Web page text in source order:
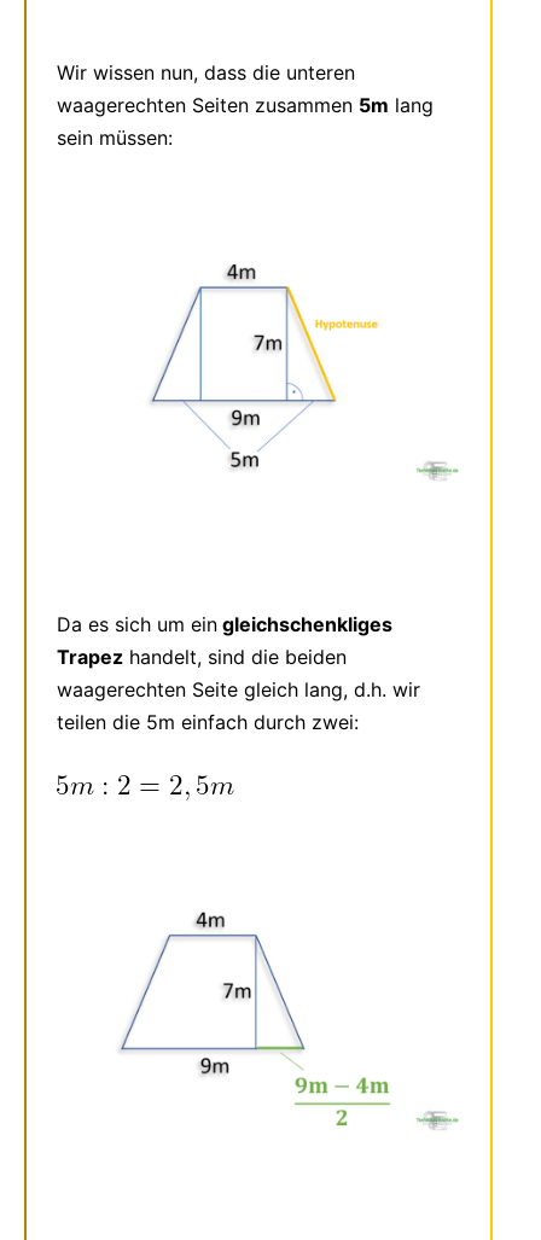
Wir wissen nun, dass die unteren
waagerechten Seiten zusammen 5m lang
sein müssen:
Da es sich um ein gleichschenkliges
Trapez handelt, sind die beiden
waagerechten Seite gleich lang, d.h. wir
teilen die 5m einfach durch zwei: